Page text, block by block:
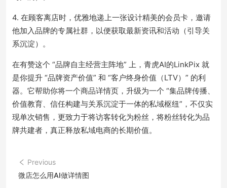
4. 在顾客离店时，优雅地递上一张设计精美的会员卡，邀请
他加入品牌的专属社群，以便获取最新资讯和活动（引导关
系沉淀）。
在有赞这个 “品牌自主经营主阵地” 上，青虎AI的LinkPix 就
是你提升 “品牌资产价值” 和 “客户终身价值（LTV）” 的利
器。它帮助你将一个商品详情页，升级为一个 “集品牌传播、
价值教育、信任构建与关系沉淀于一体的私域枢纽”，不仅实
现单次销售，更致力于将访客转化为粉丝，将粉丝转化为品
牌共建者，真正释放私域电商的长期价值。
Previous
微店怎么用AI做详情图